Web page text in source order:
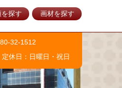
を探す 画材を探す
32-1512
休日：日曜日・祝日